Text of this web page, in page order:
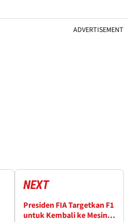
ADVERTISEMENT
NEXT
Presiden FIA Targetkan F1
untuk Kembali ke Mesin